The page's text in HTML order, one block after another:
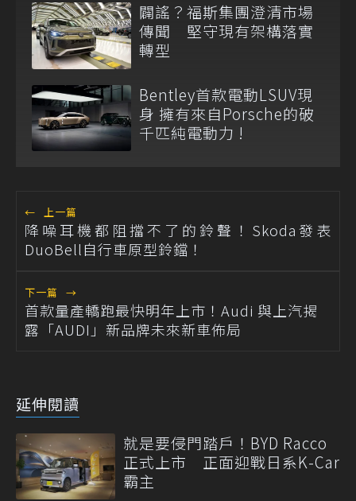
闢謠？福斯集團澄清市場
傳聞 堅守現有架構落實
轉型
Bentley首款電動LSUV現
身 擁有來自Porsche的破
千匹純電動力 !
← 上一篇
降噪耳機都阻擋不了的鈴聲！Skoda發表
DuoBell自行車原型鈴鐺！
下一篇 →
首款量產轎跑最快明年上市！Audi 與上汽揭
露「AUDI」新品牌未來新車佈局
延伸閱讀
就是要侵門踏戶！BYD Racco
正式上市 正面迎戰日系K-Car
霸主